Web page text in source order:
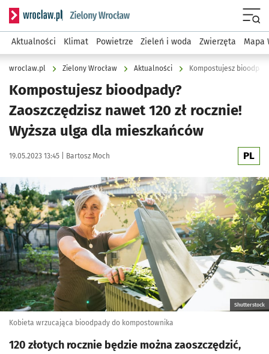
Serwis informacyjny wroclaw.pl podserwis: Środowisko we
Aktualności Klimat Powietrze Zieleń i woda Zwierzęta Mapa
wroclaw.pl Zielony Wrocław Aktualności
Kompostujesz bioodpady?
Zaoszczędzisz nawet 120 zł rocznie!
Wyższa ulga dla mieszkańców
Data publikacji:
19.05.2023 13:45 | Autor:
Bartosz Moch PL
Kliknij, aby powiększyć
Shutterstock
Kobieta wrzucająca bioodpady do kompostownika
120 złotych rocznie będzie można zaoszczędzić,